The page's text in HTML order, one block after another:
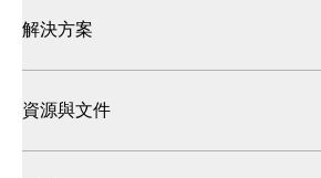
解決方案
資源與文件